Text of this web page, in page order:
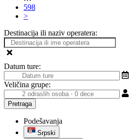
598
>
Destinacija ili naziv operatera:
Datum ture:
Veličina grupe:
Podešavanja
Srpski